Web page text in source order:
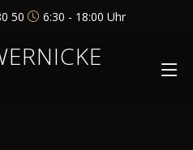
50 6:30 - 18:00 Uhr